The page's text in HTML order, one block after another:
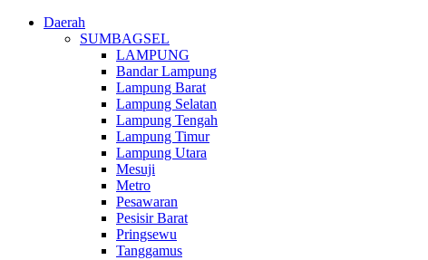
Daerah
SUMBAGSEL
LAMPUNG
Bandar Lampung
Lampung Barat
Lampung Selatan
Lampung Tengah
Lampung Timur
Lampung Utara
Mesuji
Metro
Pesawaran
Pesisir Barat
Pringsewu
Tanggamus